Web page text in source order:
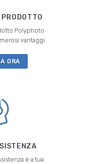
Polyphoto
vantaggi
ORA
è a tua